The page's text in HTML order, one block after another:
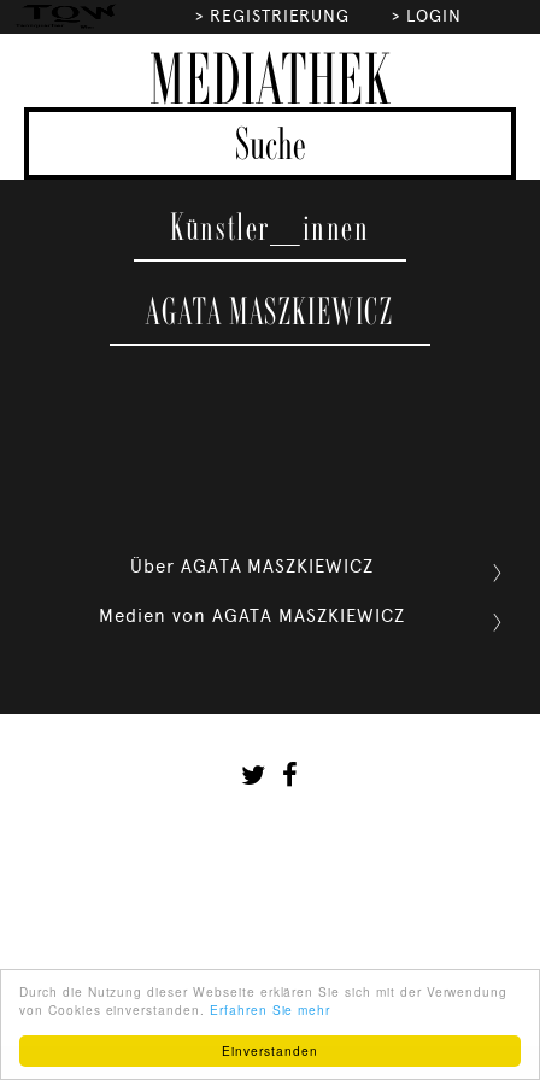
Einverstanden
Durch die Nutzung dieser Webseite erklären Sie sich mit der Verwendung
von Cookies einverstanden. Erfahren Sie mehr
> REGISTRIERUNG > LOGIN
MEDIATHEK
Künstler_innen
AGATA MASZKIEWICZ
Über AGATA MASZKIEWICZ 
Medien von AGATA MASZKIEWICZ 